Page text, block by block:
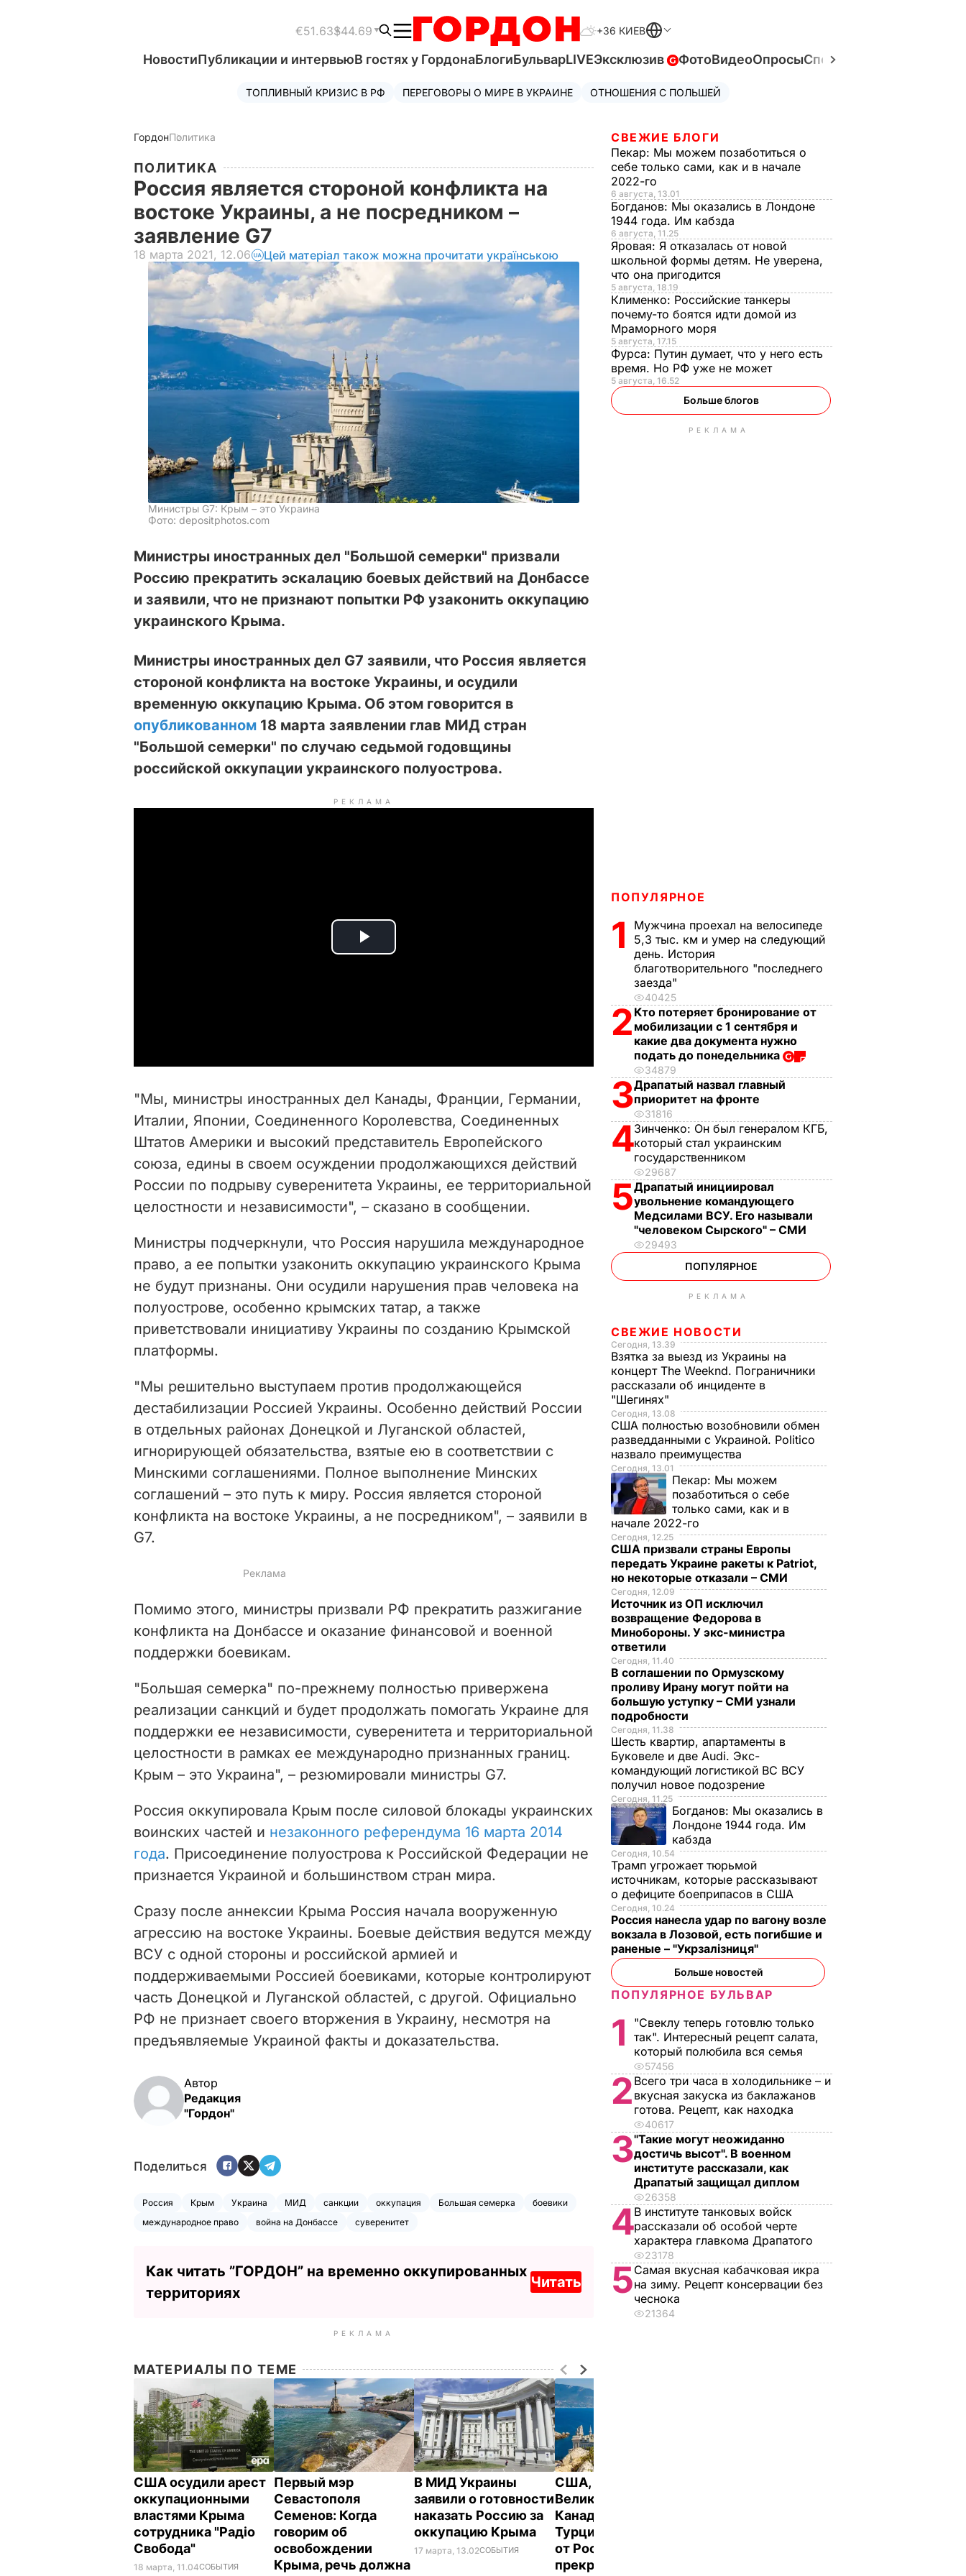
€51.63$44.69 +36 КИЕВ
НовостиПубликации и интервьюВ гостях у ГордонаБлогиБульварLIVEЭксклюзив ФотоВидеоОпросыСпецпроекты
ТОПЛИВНЫЙ КРИЗИС В РФ ПЕРЕГОВОРЫ О МИРЕ В УКРАИНЕ ОТНОШЕНИЯ С ПОЛЬШЕЙ
ГордонПолитика
ПОЛИТИКА
Россия является стороной конфликта на
востоке Украины, а не посредником –
заявление G7
18 марта 2021, 12.06 Цей матеріал також можна прочитати українською
Министры G7: Крым – это Украина
Фото: depositphotos.com
Министры иностранных дел "Большой семерки" призвали
Россию прекратить эскалацию боевых действий на Донбассе
и заявили, что не признают попытки РФ узаконить оккупацию
украинского Крыма.
Министры иностранных дел G7 заявили, что Россия является
стороной конфликта на востоке Украины, и осудили
временную оккупацию Крыма. Об этом говорится в
опубликованном 18 марта заявлении глав МИД стран
"Большой семерки" по случаю седьмой годовщины
российской оккупации украинского полуострова.
РЕКЛАМА
P
i
d
e
o
"Мы, министры иностранных дел Канады, Франции, Германии,
Италии, Японии, Соединенного Королевства, Соединенных
Штатов Америки и высокий представитель Европейского
союза, едины в своем осуждении продолжающихся действий
России по подрыву суверенитета Украины, ее территориальной
целостности и независимости", – сказано в сообщении.
Министры подчеркнули, что Россия нарушила международное
право, а ее попытки узаконить оккупацию украинского Крыма
не будут признаны. Они осудили нарушения прав человека на
полуострове, особенно крымских татар, а также
приветствовали инициативу Украины по созданию Крымской
платформы.
"Мы решительно выступаем против продолжающейся
дестабилизации Россией Украины. Особенно действий России
в отдельных районах Донецкой и Луганской областей,
игнорирующей обязательства, взятые ею в соответствии с
Минскими соглашениями. Полное выполнение Минских
соглашений – это путь к миру. Россия является стороной
конфликта на востоке Украины, а не посредником", – заявили в
G7.
Помимо этого, министры призвали РФ прекратить разжигание
конфликта на Донбассе и оказание финансовой и военной
поддержки боевикам.
"Большая семерка" по-прежнему полностью привержена
реализации санкций и будет продолжать помогать Украине для
поддержки ее независимости, суверенитета и территориальной
целостности в рамках ее международно признанных границ.
Крым – это Украина", – резюмировали министры G7.
Россия оккупировала Крым после силовой блокады украинских
воинских частей и незаконного референдума 16 марта 2014
года. Присоединение полуострова к Российской Федерации не
признается Украиной и большинством стран мира.
Сразу после аннексии Крыма Россия начала вооруженную
агрессию на востоке Украины. Боевые действия ведутся между
ВСУ с одной стороны и российской армией и
поддерживаемыми Россией боевиками, которые контролируют
часть Донецкой и Луганской областей, с другой. Официально
РФ не признает своего вторжения в Украину, несмотря на
предъявляемые Украиной факты и доказательства.
Автор
Редакция
"Гордон"
Поделиться
Россия Крым Украина МИД санкции оккупация Большая семерка
боевики
международное право
война на Донбассе суверенитет
Как читать ”ГОРДОН” на временно оккупированных
территориях
Читать
РЕКЛАМА
МАТЕРИАЛЫ ПО ТЕМЕ
США осудили арест
оккупационными
властями Крыма
сотрудника "Радіо
Свобода"
18 марта, 11.04СОБЫТИЯ
Первый мэр
Севастополя
Семенов: Когда
говорим об
освобождении
Крыма, речь должна
В МИД Украины
заявили о готовности
наказать Россию за
оккупацию Крыма
17 марта, 13.02СОБЫТИЯ
США,
Великобритания,
Канада, Польша и
Турция потребовали
от России
прекратить
СВЕЖИЕ БЛОГИ
Пекар: Мы можем позаботиться о
себе только сами, как и в начале
2022-го
6 августа, 13.01
Богданов: Мы оказались в Лондоне
1944 года. Им кабзда
6 августа, 11.25
Яровая: Я отказалась от новой
школьной формы детям. Не уверена,
что она пригодится
5 августа, 18.19
Клименко: Российские танкеры
почему-то боятся идти домой из
Мраморного моря
5 августа, 17.15
Фурса: Путин думает, что у него есть
время. Но РФ уже не может
5 августа, 16.52
Больше блогов
РЕКЛАМА
ПОПУЛЯРНОЕ
1
Мужчина проехал на велосипеде
5,3 тыс. км и умер на следующий
день. История
благотворительного "последнего
заезда"
40425
2 Кто потеряет бронирование от
мобилизации с 1 сентября и
какие два документа нужно
подать до понедельника
34879
3Драпатый назвал главный
приоритет на фронте
31816
4Зинченко: Он был генералом КГБ,
который стал украинским
государственником
29687
5Драпатый инициировал
увольнение командующего
Медсилами ВСУ. Его называли
"человеком Сырского" – СМИ
29493
ПОПУЛЯРНОЕ
РЕКЛАМА
СВЕЖИЕ НОВОСТИ
Сегодня, 13.39
Взятка за выезд из Украины на
концерт The Weeknd. Пограничники
рассказали об инциденте в
"Шегинях"
Сегодня, 13.08
США полностью возобновили обмен
разведданными с Украиной. Politico
назвало преимущества
Сегодня, 13.01
Пекар: Мы можем
позаботиться о себе
только сами, как и в
начале 2022-го
Сегодня, 12.25
США призвали страны Европы
передать Украине ракеты к Patriot,
но некоторые отказали – СМИ
Сегодня, 12.09
Источник из ОП исключил
возвращение Федорова в
Минобороны. У экс-министра
ответили
Сегодня, 11.40
В соглашении по Ормузскому
проливу Ирану могут пойти на
большую уступку – СМИ узнали
подробности
Сегодня, 11.38
Шесть квартир, апартаменты в
Буковеле и две Audi. Экс-
командующий логистикой ВС ВСУ
получил новое подозрение
Сегодня, 11.25
Богданов: Мы оказались в
Лондоне 1944 года. Им
кабзда
Сегодня, 10.54
Трамп угрожает тюрьмой
источникам, которые рассказывают
о дефиците боеприпасов в США
Сегодня, 10.24
Россия нанесла удар по вагону возле
вокзала в Лозовой, есть погибшие и
раненые – "Укрзалізниця"
Больше новостей
ПОПУЛЯРНОЕ БУЛЬВАР
1
"Свеклу теперь готовлю только
так". Интересный рецепт салата,
который полюбила вся семья
57456
2 Всего три часа в холодильнике – и
вкусная закуска из баклажанов
готова. Рецепт, как находка
40617
3"Такие могут неожиданно
достичь высот". В военном
институте рассказали, как
Драпатый защищал диплом
26358
4В институте танковых войск
рассказали об особой черте
характера главкома Драпатого
23178
5Самая вкусная кабачковая икра
на зиму. Рецепт консервации без
чеснока
21364